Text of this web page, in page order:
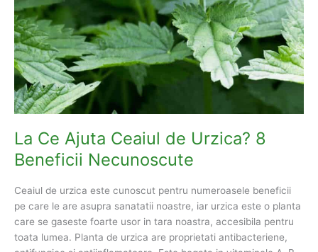
La Ce Ajuta Ceaiul de Urzica? 8
Beneficii Necunoscute
Ceaiul de urzica este cunoscut pentru numeroasele beneficii
pe care le are asupra sanatatii noastre, iar urzica este o planta
care se gaseste foarte usor in tara noastra, accesibila pentru
toata lumea. Planta de urzica are proprietati antibacteriene,